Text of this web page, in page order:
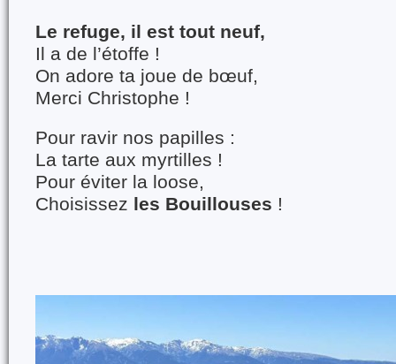
Le refuge, il est tout neuf,
Il a de l’étoffe !
On adore ta joue de bœuf,
Merci Christophe !
Pour ravir nos papilles :
La tarte aux myrtilles !
Pour éviter la loose,
Choisissez les Bouillouses !